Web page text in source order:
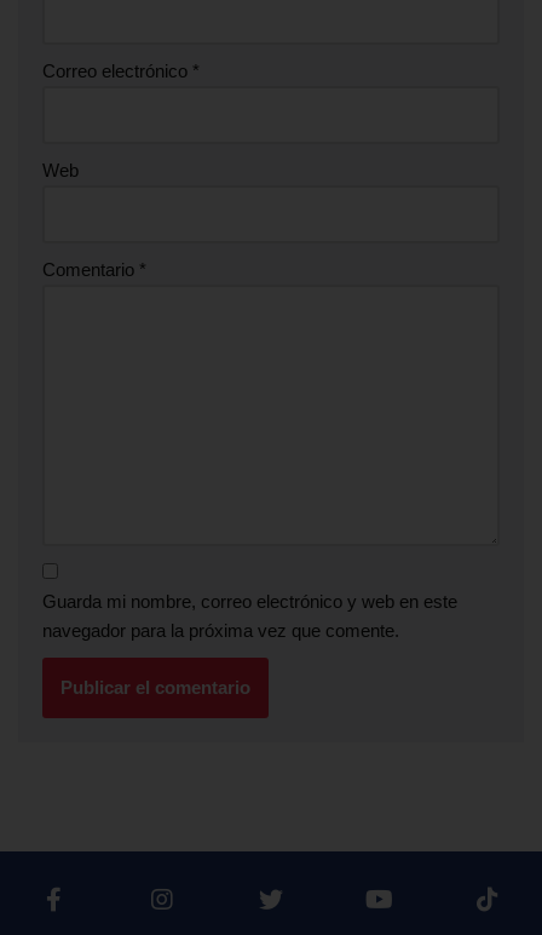
Correo electrónico *
Web
Comentario *
Guarda mi nombre, correo electrónico y web en este
navegador para la próxima vez que comente.